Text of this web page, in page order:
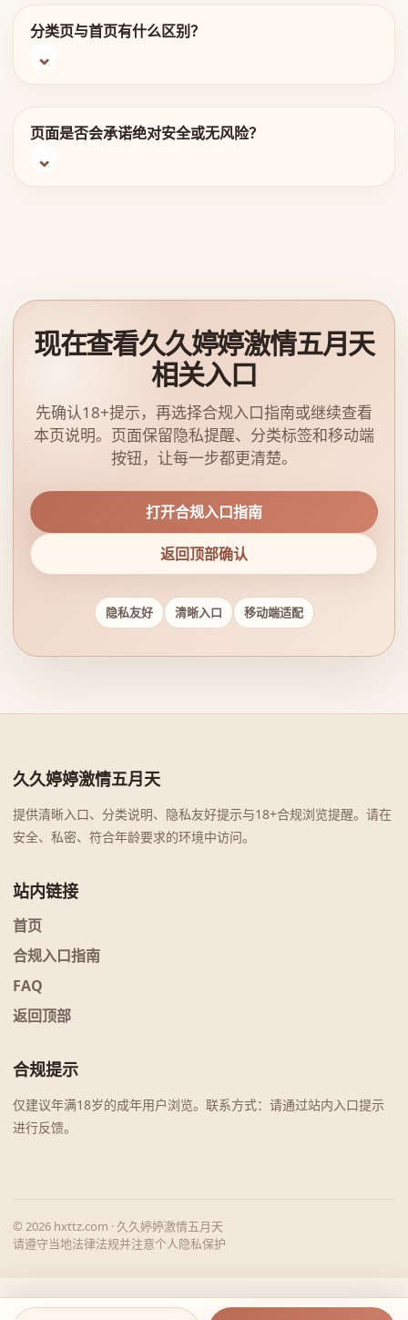
分类页与首页有什么区别？
页面是否会承诺绝对安全或无风险？
现在查看久久婷婷激情五月天
相关入口
先确认18+提示，再选择合规入口指南或继续查看
本页说明。页面保留隐私提醒、分类标签和移动端
按钮，让每一步都更清楚。
打开合规入口指南
返回顶部确认
隐私友好 清晰入口 移动端适配
久久婷婷激情五月天
提供清晰入口、分类说明、隐私友好提示与18+合规浏览提醒。请在
安全、私密、符合年龄要求的环境中访问。
站内链接
首页
合规入口指南
FAQ
返回顶部
合规提示
仅建议年满18岁的成年用户浏览。联系方式：请通过站内入口提示
进行反馈。
© 2026 hxttz.com · 久久婷婷激情五月天
请遵守当地法律法规并注意个人隐私保护